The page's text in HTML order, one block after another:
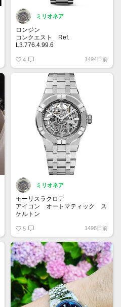
ミリオネア
ロンジン
コンクエスト Ref.
L3.776.4.99.6
ンデックス。文字盤はサンレイ仕
上げのブルーダイヤルがイケてま
す✨ブルーの他にブラック、シル
バーの文字盤があり、どんなシー
ンにも合うと思います。
4 1494日前
ミリオネア
モーリスラクロア
アイコン オートマティック ス
ケルトン
都会の建築物からインスピレーシ
ョンを得た一本。スケルトンウォ
ッチが手頃な価格で登場です！ケ
ースサイズも39mmと抑えめにし
たのも魅力です。注目の新作にな
ること間違いなしです✨
5 1498日前